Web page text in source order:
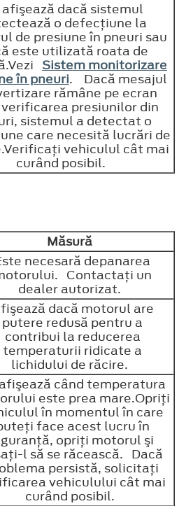
afişează dacă sistemul
o defecţiune la
de presiune în pneuri sau
este utilizată roata de
Sistem monitorizare
în pneuri. Dacă mesajul
rămâne pe ecran
presiunilor din
sistemul a detectat o
care necesită lucrări de
vehiculul cât mai
curând posibil.
Măsură
necesară depanarea
Contactaţi un
dealer autorizat.
dacă motorul are
putere redusă pentru a
contribui la reducerea
temperaturii ridicate a
lichidului de răcire.
când temperatura
este prea mare.Opriţi
în momentul în care
face acest lucru în
opriţi motorul şi
l să se răcească. Dacă
persistă, solicitaţi
vehiculului cât mai
curând posibil.